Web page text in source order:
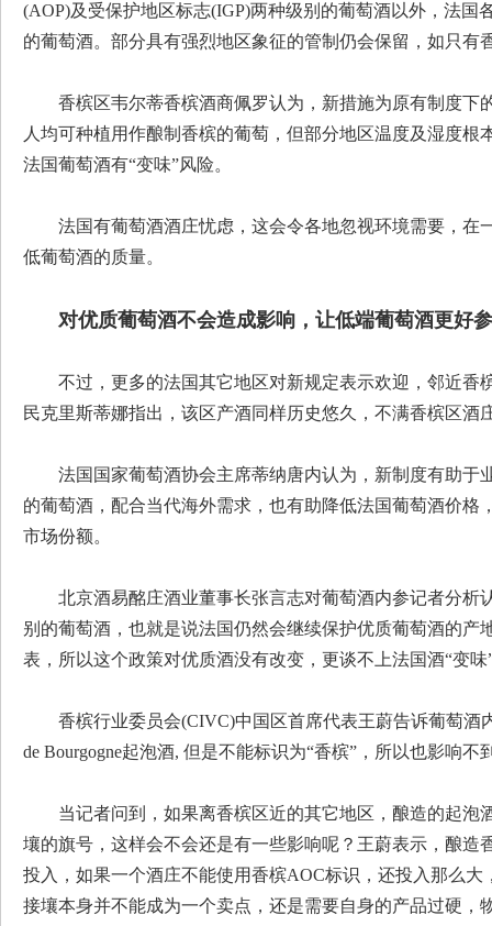
(AOP)及受保护地区标志(IGP)两种级别的葡萄酒以外，法国
的葡萄酒。部分具有强烈地区象征的管制仍会保留，如只有
香槟区韦尔蒂香槟酒商佩罗认为，新措施为原有制度下
人均可种植用作酿制香槟的葡萄，但部分地区温度及湿度
法国葡萄酒有“变味”风险。
法国有葡萄酒酒庄忧虑，这会令各地忽视环境需要，在
低葡萄酒的质量。
对优质葡萄酒不会造成影响，让低端葡萄酒更好
不过，更多的法国其它地区对新规定表示欢迎，邻近香
民克里斯蒂娜指出，该区产酒同样历史悠久，不满香槟区酒
法国国家葡萄酒协会主席蒂纳唐内认为，新制度有助于
的葡萄酒，配合当代海外需求，也有助降低法国葡萄酒价格
市场份额。
北京酒易酩庄酒业董事长张言志对葡萄酒内参记者分析
别的葡萄酒，也就是说法国仍然会继续保护优质葡萄酒的产
表，所以这个政策对优质酒没有改变，更谈不上法国酒“变味
香槟行业委员会(CIVC)中国区首席代表王蔚告诉葡萄酒
de Bourgogne起泡酒, 但是不能标识为“香槟”，所以也影响不
当记者问到，如果离香槟区近的其它地区，酿造的起泡
壤的旗号，这样会不会还是有一些影响呢？王蔚表示，酿造
投入，如果一个酒庄不能使用香槟AOC标识，还投入那么
接壤本身并不能成为一个卖点，还是需要自身的产品过硬，